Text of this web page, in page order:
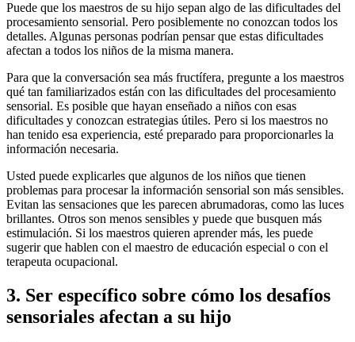
Puede que los maestros de su hijo sepan algo de las dificultades del
procesamiento sensorial. Pero posiblemente no conozcan todos los
detalles. Algunas personas podrían pensar que estas dificultades
afectan a todos los niños de la misma manera.
Para que la conversación sea más fructífera, pregunte a los maestros
qué tan familiarizados están con las dificultades del procesamiento
sensorial. Es posible que hayan enseñado a niños con esas
dificultades y conozcan estrategias útiles. Pero si los maestros no
han tenido esa experiencia, esté preparado para proporcionarles la
información necesaria.
Usted puede explicarles que algunos de los niños que tienen
problemas para procesar la información sensorial son más sensibles.
Evitan las sensaciones que les parecen abrumadoras, como las luces
brillantes. Otros son menos sensibles y puede que busquen más
estimulación. Si los maestros quieren aprender más, les puede
sugerir que hablen con el maestro de educación especial o con el
terapeuta ocupacional.
3. Ser específico sobre cómo los desafíos
sensoriales afectan a su hijo